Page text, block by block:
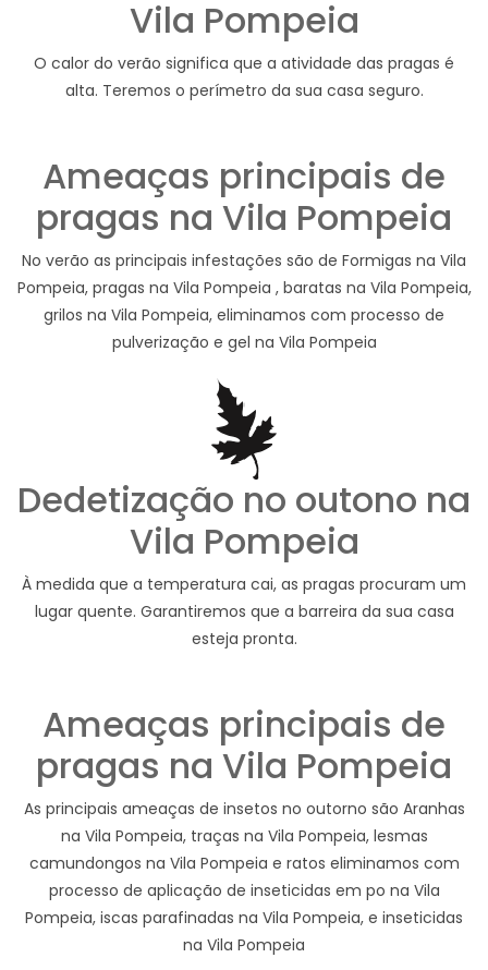
Vila Pompeia
O calor do verão significa que a atividade das pragas é
alta. Teremos o perímetro da sua casa seguro.
Ameaças principais de
pragas na Vila Pompeia
No verão as principais infestações são de Formigas na Vila
Pompeia, pragas na Vila Pompeia , baratas na Vila Pompeia,
grilos na Vila Pompeia, eliminamos com processo de
pulverização e gel na Vila Pompeia
Dedetização no outono na
Vila Pompeia
À medida que a temperatura cai, as pragas procuram um
lugar quente. Garantiremos que a barreira da sua casa
esteja pronta.
Ameaças principais de
pragas na Vila Pompeia
As principais ameaças de insetos no outorno são Aranhas
na Vila Pompeia, traças na Vila Pompeia, lesmas
camundongos na Vila Pompeia e ratos eliminamos com
processo de aplicação de inseticidas em po na Vila
Pompeia, iscas parafinadas na Vila Pompeia, e inseticidas
na Vila Pompeia